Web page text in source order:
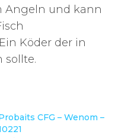
Angeln und kann
Köder der in
sollte.
CFG – Wenom –